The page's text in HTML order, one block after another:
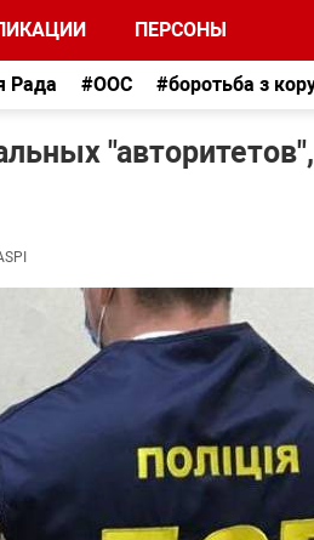
ПЕРСОНЫ
Рада #ООС #боротьба з